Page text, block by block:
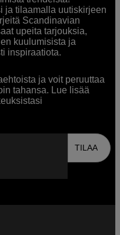
ja tilaamalla uutiskirjeen
Scandinavian
upeita tarjouksia,
kuulumisista ja
inspiraatiota.
ja voit peruuttaa
tahansa. Lue lisää
TILAA